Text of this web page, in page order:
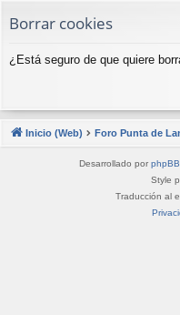
pi
Borrar cookies
¿Está seguro de que quiere
Inicio (Web) Foro Punta de
Desarrollado por phpBB
Style
Traducción al